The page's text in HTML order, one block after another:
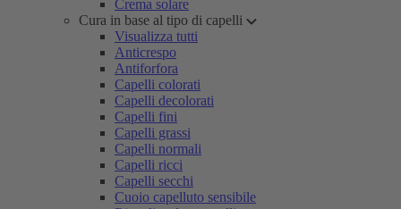
Crema solare
Cura in base al tipo di capelli
Visualizza tutti
Anticrespo
Antiforfora
Capelli colorati
Capelli decolorati
Capelli fini
Capelli grassi
Capelli normali
Capelli ricci
Capelli secchi
Cuoio capelluto sensibile